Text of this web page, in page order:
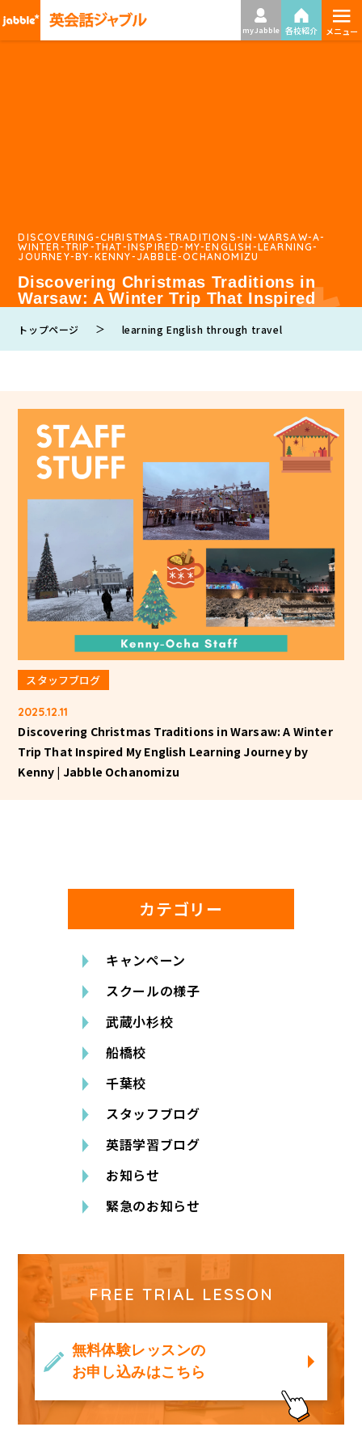
my Jabble 各校紹介 ≡
メニュー
DISCOVERING-CHRISTMAS-TRADITIONS-IN-WARSAW-A-
WINTER-TRIP-THAT-INSPIRED-MY-ENGLISH-LEARNING-
JOURNEY-BY-KENNY-JABBLE-OCHANOMIZU
Discovering Christmas Traditions in
Warsaw: A Winter Trip That Inspired
| Jabble Ochanomizu
トップページ ＞ learning English through travel
スタッフブログ
2025.12.11
Discovering Christmas Traditions in Warsaw: A Winter
Trip That Inspired My English Learning Journey by
Kenny | Jabble Ochanomizu
カテゴリー
キャンペーン
スクールの様子
武蔵小杉校
船橋校
千葉校
スタッフブログ
英語学習ブログ
お知らせ
緊急のお知らせ
FREE TRIAL LESSON
無料体験レッスンの
お申し込みはこちら